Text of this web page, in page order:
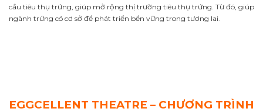
cầu tiêu thụ trứng, giúp mở rộng thị trường tiêu thụ trứng. Từ đó, giúp
ngành trứng có cơ sở để phát triển bền vững trong tương lai.
EGGCELLENT THEATRE – CHƯƠNG TRÌNH